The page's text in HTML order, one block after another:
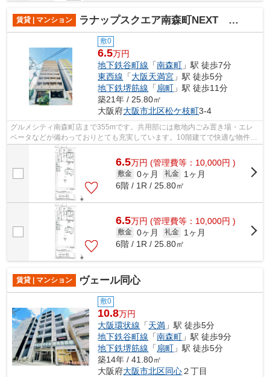
賃貸 | マンション ラナップスクエア南森町NEXT STAGE
敷0
6.5万円
地下鉄谷町線 「南森町 」駅 徒歩7分
東西線 「大阪天満宮 」駅 徒歩5分
地下鉄堺筋線 「扇町 」駅 徒歩11分
築21年 / 25.80㎡
大阪府大阪市北区松ケ枝町3-4
グルメシティ南森町店まで355mです。共用部には敷地内ごみ置き場・エレ
ベータなどが備わっておりとても充実しています。10階建てで快適な物件。
アレルギー予防に適した、通気性の良い...
6.5万円 (管理費等：10,000円 )
敷金 0ヶ月 礼金
1ヶ月
6階 / 1R / 25.80㎡
6.5万円 (管理費等：10,000円 )
敷金 0ヶ月 礼金
1ヶ月
6階 / 1R / 25.80㎡
賃貸 | マンション ヴェール同心
敷0
10.8万円
大阪環状線 「天満 」駅 徒歩5分
地下鉄谷町線 「南森町 」駅 徒歩9分
地下鉄堺筋線 「 扇町 」駅 徒歩5分
築14年 / 41.80㎡
大阪府大阪市北区同心２丁目